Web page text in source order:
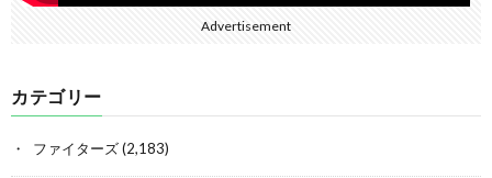
Advertisement
カテゴリー
ファイターズ(2,183)